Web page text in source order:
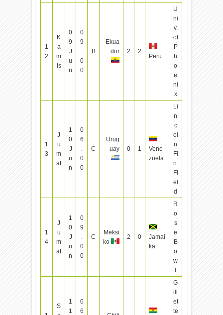
1
2
K
a
m
is
0
9
J
u
n
0
9
.
0
0
B
Ekua
dor
2 2
Peru
U
ni
v.
of
P
h
o
e
ni
x
1
3
J
u
m
at
1
0
J
u
n
0
6
.
0
0
C
Urug
uay
0 1
Vene
zuela
Li
n
c
ol
n
Fi
n.
Fi
el
d
1
4
J
u
m
at
1
0
J
u
n
0
9
.
0
0
C
Meksi
ko
2 0
Jamai
ka
R
o
s
e
B
o
w
S
1
1
0
6
G
ill
et
te